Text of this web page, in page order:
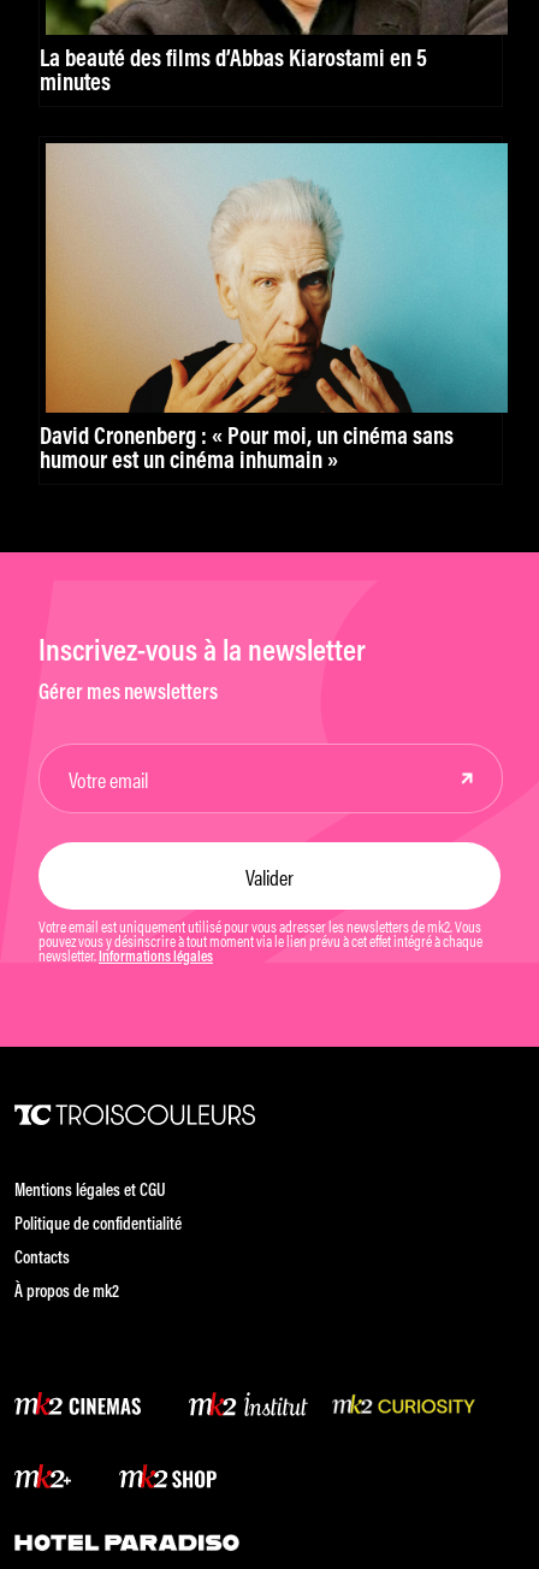
La beauté des films d’Abbas Kiarostami en 5
minutes
David Cronenberg : « Pour moi, un cinéma sans
humour est un cinéma inhumain »
Inscrivez-vous à la newsletter
Gérer mes newsletters
Votre email est uniquement utilisé pour vous adresser les newsletters de mk2. Vous
pouvez vous y désinscrire à tout moment via le lien prévu à cet effet intégré à chaque
newsletter. Informations légales
Mentions légales et CGU
Politique de confidentialité
Contacts
À propos de mk2